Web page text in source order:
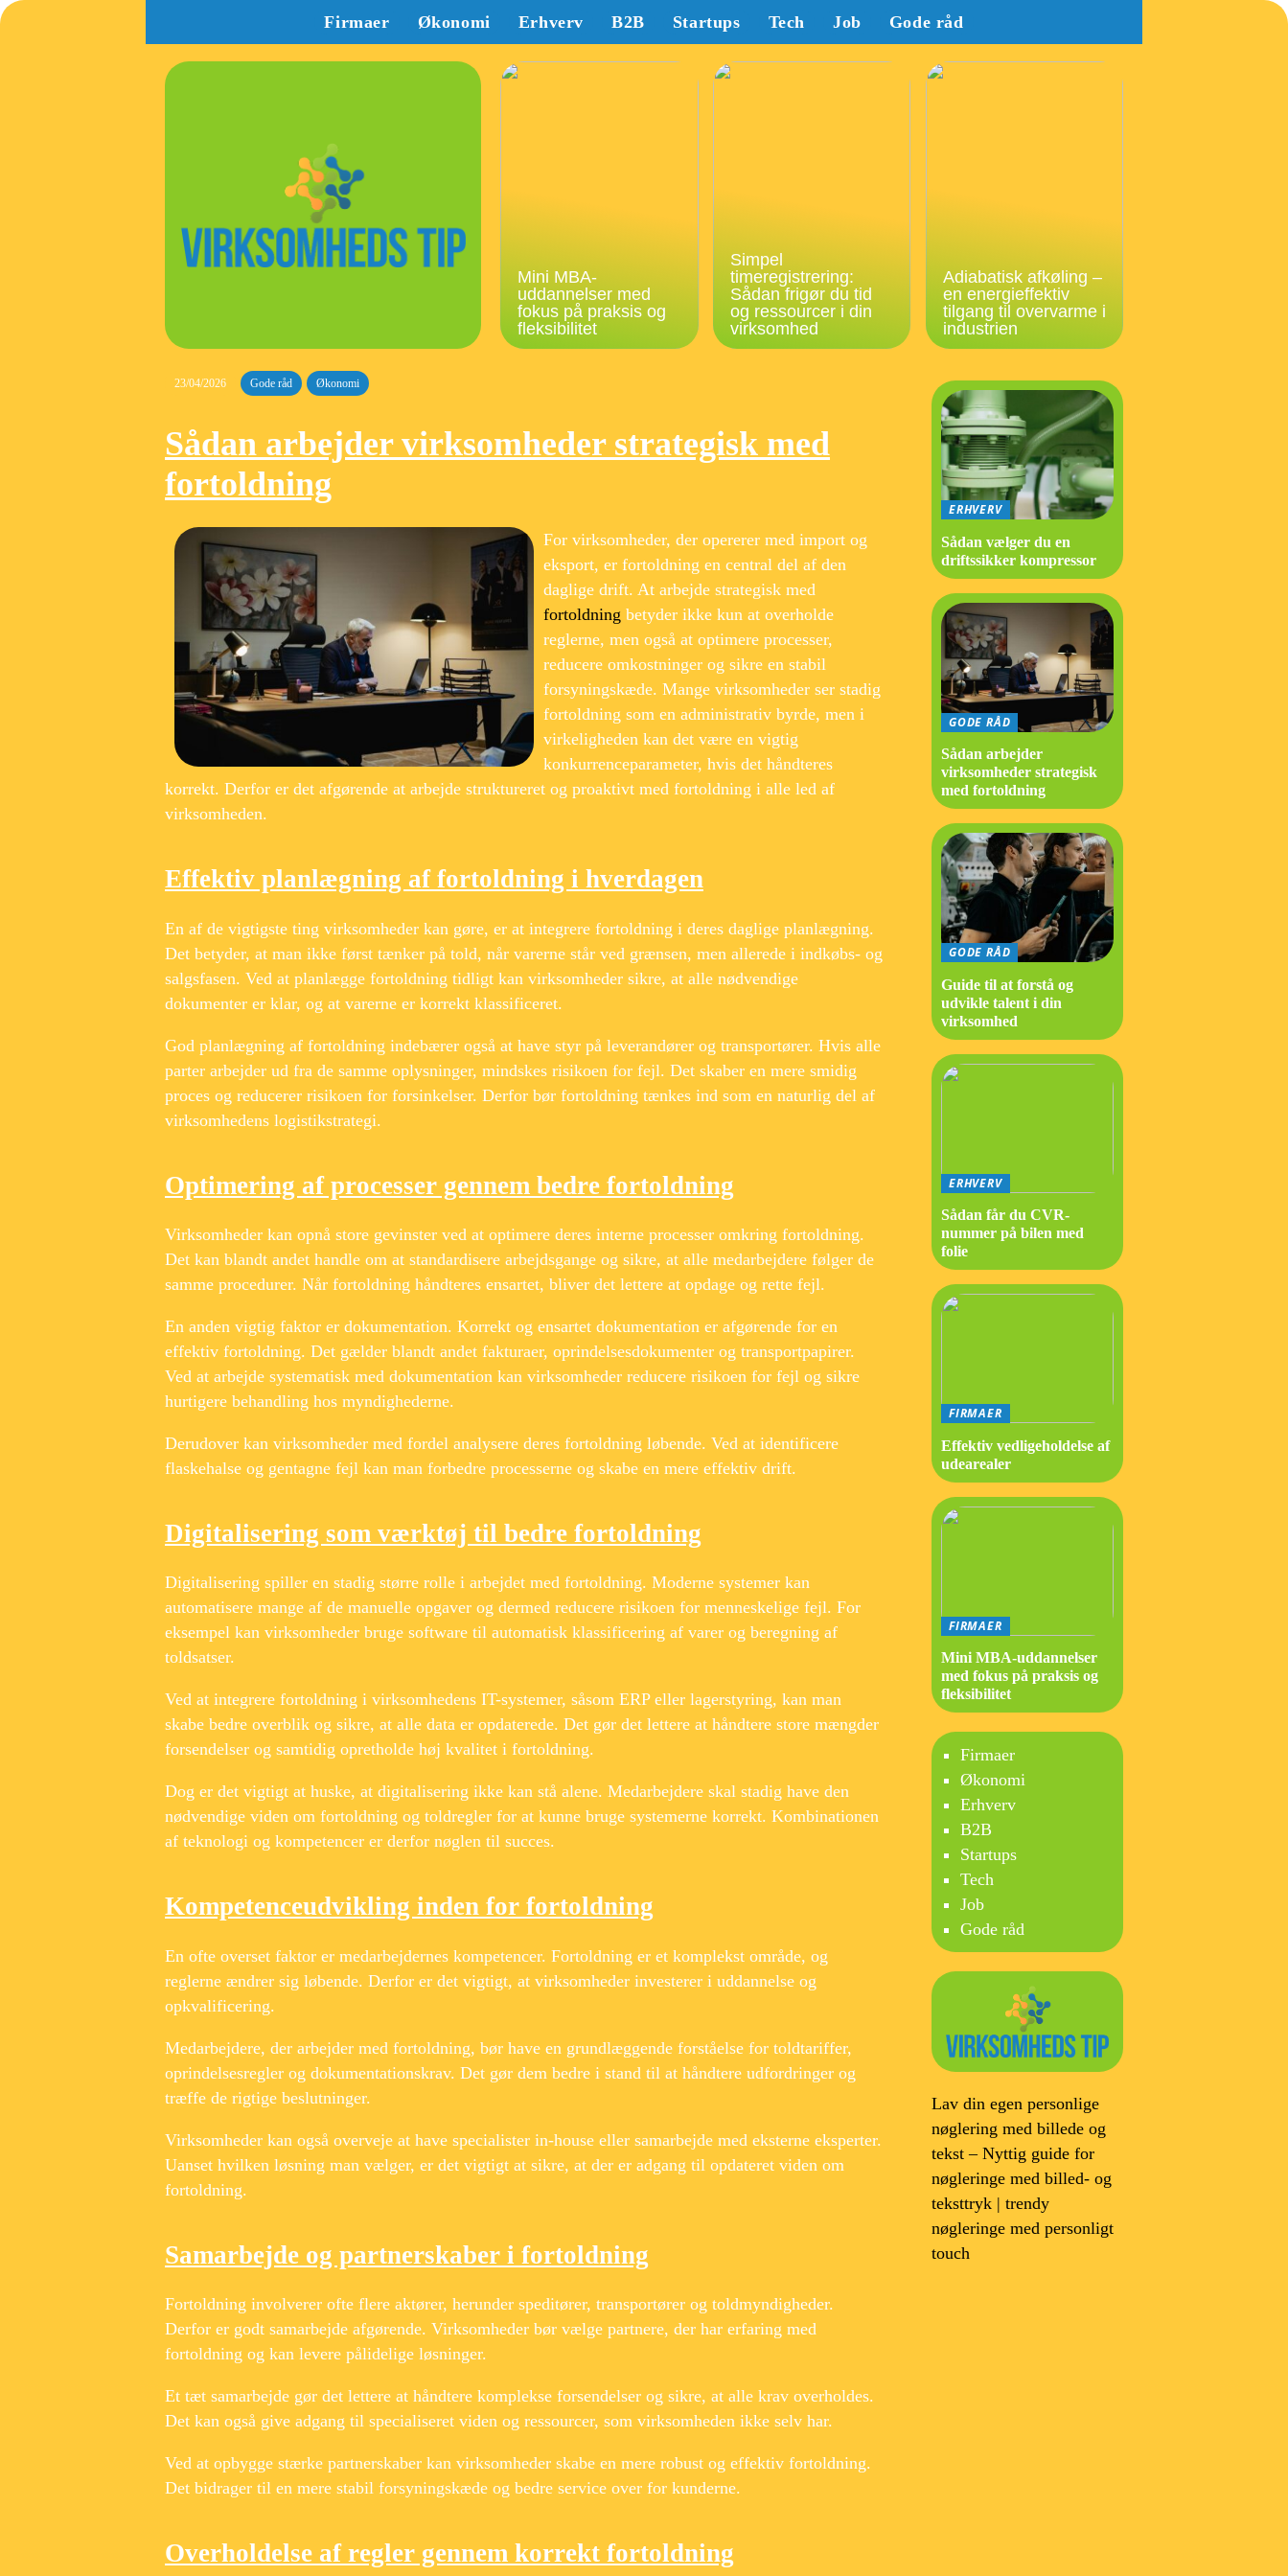
Firmaer Økonomi Erhverv B2B Startups Tech Job Gode råd
Mini MBA-
uddannelser med
fokus på praksis og
fleksibilitet
Simpel
timeregistrering:
Sådan frigør du tid
og ressourcer i din
virksomhed
Adiabatisk afkøling –
en energieffektiv
tilgang til overvarme i
industrien
23/04/2026 Gode råd Økonomi
Sådan arbejder virksomheder strategisk med
fortoldning
For virksomheder, der opererer med import og
eksport, er fortoldning en central del af den
daglige drift. At arbejde strategisk med
fortoldning betyder ikke kun at overholde
reglerne, men også at optimere processer,
reducere omkostninger og sikre en stabil
forsyningskæde. Mange virksomheder ser stadig
fortoldning som en administrativ byrde, men i
virkeligheden kan det være en vigtig
konkurrenceparameter, hvis det håndteres
korrekt. Derfor er det afgørende at arbejde struktureret og proaktivt med fortoldning i alle led af
virksomheden.
Effektiv planlægning af fortoldning i hverdagen
En af de vigtigste ting virksomheder kan gøre, er at integrere fortoldning i deres daglige planlægning.
Det betyder, at man ikke først tænker på told, når varerne står ved grænsen, men allerede i indkøbs- og
salgsfasen. Ved at planlægge fortoldning tidligt kan virksomheder sikre, at alle nødvendige
dokumenter er klar, og at varerne er korrekt klassificeret.
God planlægning af fortoldning indebærer også at have styr på leverandører og transportører. Hvis alle
parter arbejder ud fra de samme oplysninger, mindskes risikoen for fejl. Det skaber en mere smidig
proces og reducerer risikoen for forsinkelser. Derfor bør fortoldning tænkes ind som en naturlig del af
virksomhedens logistikstrategi.
Optimering af processer gennem bedre fortoldning
Virksomheder kan opnå store gevinster ved at optimere deres interne processer omkring fortoldning.
Det kan blandt andet handle om at standardisere arbejdsgange og sikre, at alle medarbejdere følger de
samme procedurer. Når fortoldning håndteres ensartet, bliver det lettere at opdage og rette fejl.
En anden vigtig faktor er dokumentation. Korrekt og ensartet dokumentation er afgørende for en
effektiv fortoldning. Det gælder blandt andet fakturaer, oprindelsesdokumenter og transportpapirer.
Ved at arbejde systematisk med dokumentation kan virksomheder reducere risikoen for fejl og sikre
hurtigere behandling hos myndighederne.
Derudover kan virksomheder med fordel analysere deres fortoldning løbende. Ved at identificere
flaskehalse og gentagne fejl kan man forbedre processerne og skabe en mere effektiv drift.
Digitalisering som værktøj til bedre fortoldning
Digitalisering spiller en stadig større rolle i arbejdet med fortoldning. Moderne systemer kan
automatisere mange af de manuelle opgaver og dermed reducere risikoen for menneskelige fejl. For
eksempel kan virksomheder bruge software til automatisk klassificering af varer og beregning af
toldsatser.
Ved at integrere fortoldning i virksomhedens IT-systemer, såsom ERP eller lagerstyring, kan man
skabe bedre overblik og sikre, at alle data er opdaterede. Det gør det lettere at håndtere store mængder
forsendelser og samtidig opretholde høj kvalitet i fortoldning.
Dog er det vigtigt at huske, at digitalisering ikke kan stå alene. Medarbejdere skal stadig have den
nødvendige viden om fortoldning og toldregler for at kunne bruge systemerne korrekt. Kombinationen
af teknologi og kompetencer er derfor nøglen til succes.
Kompetenceudvikling inden for fortoldning
En ofte overset faktor er medarbejdernes kompetencer. Fortoldning er et komplekst område, og
reglerne ændrer sig løbende. Derfor er det vigtigt, at virksomheder investerer i uddannelse og
opkvalificering.
Medarbejdere, der arbejder med fortoldning, bør have en grundlæggende forståelse for toldtariffer,
oprindelsesregler og dokumentationskrav. Det gør dem bedre i stand til at håndtere udfordringer og
træffe de rigtige beslutninger.
Virksomheder kan også overveje at have specialister in-house eller samarbejde med eksterne eksperter.
Uanset hvilken løsning man vælger, er det vigtigt at sikre, at der er adgang til opdateret viden om
fortoldning.
Samarbejde og partnerskaber i fortoldning
Fortoldning involverer ofte flere aktører, herunder speditører, transportører og toldmyndigheder.
Derfor er godt samarbejde afgørende. Virksomheder bør vælge partnere, der har erfaring med
fortoldning og kan levere pålidelige løsninger.
Et tæt samarbejde gør det lettere at håndtere komplekse forsendelser og sikre, at alle krav overholdes.
Det kan også give adgang til specialiseret viden og ressourcer, som virksomheden ikke selv har.
Ved at opbygge stærke partnerskaber kan virksomheder skabe en mere robust og effektiv fortoldning.
Det bidrager til en mere stabil forsyningskæde og bedre service over for kunderne.
Overholdelse af regler gennem korrekt fortoldning
ERHVERV
Sådan vælger du en
driftssikker kompressor
GODE RÅD
Sådan arbejder
virksomheder strategisk
med fortoldning
GODE RÅD
Guide til at forstå og
udvikle talent i din
virksomhed
ERHVERV
Sådan får du CVR-
nummer på bilen med
folie
FIRMAER
Effektiv vedligeholdelse af
udearealer
FIRMAER
Mini MBA-uddannelser
med fokus på praksis og
fleksibilitet
Firmaer
Økonomi
Erhverv
B2B
Startups
Tech
Job
Gode råd
Lav din egen personlige
nøglering med billede og
tekst – Nyttig guide for
nøgleringe med billed- og
teksttryk | trendy
nøgleringe med personligt
touch